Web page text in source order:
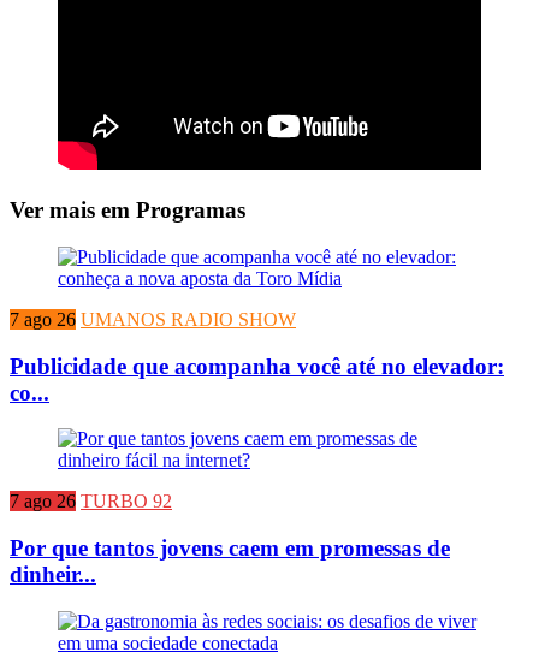
Ver mais em Programas
7 ago 26 UMANOS RADIO SHOW
Publicidade que acompanha você até no elevador:
co...
7 ago 26 TURBO 92
Por que tantos jovens caem em promessas de
dinheir...